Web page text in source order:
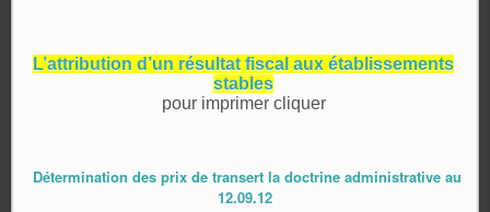
L’attribution d’un résultat fiscal aux établissements
stables
pour imprimer cliquer
Détermination des prix de transert la doctrine administrative au
12.09.12